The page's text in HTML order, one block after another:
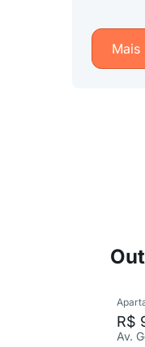
Mais
R$